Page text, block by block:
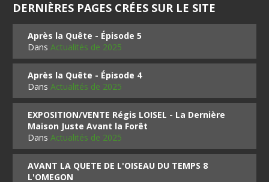
DERNIÈRES PAGES CRÉES SUR LE SITE
Après la Quête - Épisode 5
DansActualités de 2025
Après la Quête - Épisode 4
DansActualités de 2025
EXPOSITION/VENTE Régis LOISEL - La Dernière
Maison Juste Avant la Forêt
DansActualités de 2025
AVANT LA QUETE DE L'OISEAU DU TEMPS 8
L'OMEGON